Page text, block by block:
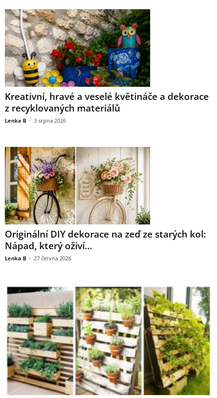
Kreativní, hravé a veselé květináče a dekorace
z recyklovaných materiálů
Lenka B - 3 srpna 2026
Originální DIY dekorace na zeď ze starých kol:
Nápad, který oživí...
Lenka B - 27 června 2026